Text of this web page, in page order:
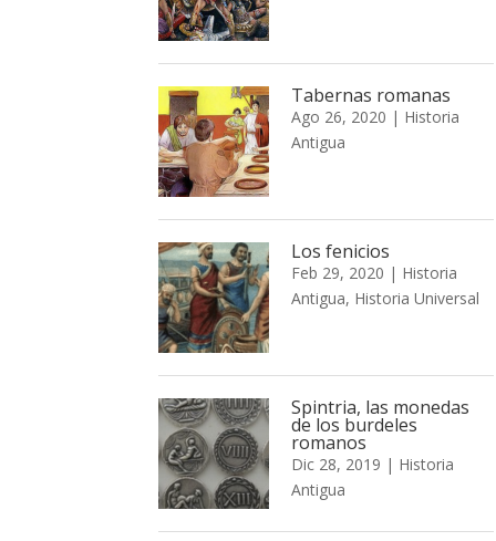
Tabernas romanas
Ago 26, 2020 | Historia
Antigua
Los fenicios
Feb 29, 2020 | Historia
Antigua, Historia Universal
Spintria, las monedas
de los burdeles
romanos
Dic 28, 2019 | Historia
Antigua